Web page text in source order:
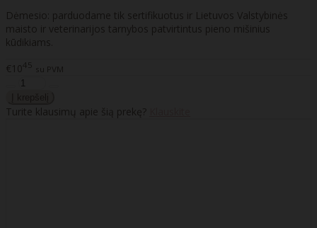
Dėmesio: parduodame tik sertifikuotus ir Lietuvos Valstybinės
maisto ir veterinarijos tarnybos patvirtintus pieno mišinius
kūdikiams.
€10 45 su PVM
Turite klausimų apie šią prekę?